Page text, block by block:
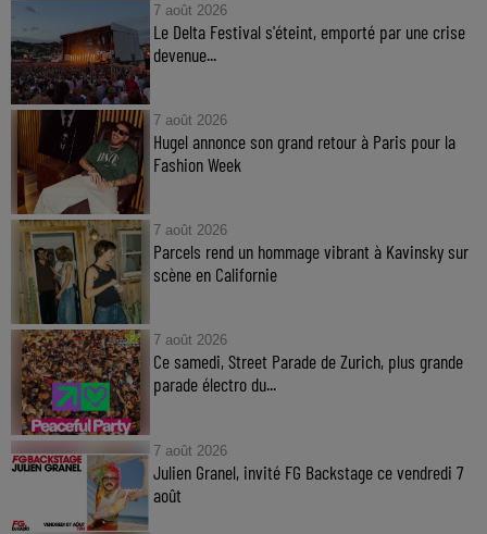
7 août 2026
Le Delta Festival s'éteint, emporté par une crise
devenue...
7 août 2026
Hugel annonce son grand retour à Paris pour la
Fashion Week
7 août 2026
Parcels rend un hommage vibrant à Kavinsky sur
scène en Californie
7 août 2026
Ce samedi, Street Parade de Zurich, plus grande
parade électro du...
7 août 2026
Julien Granel, invité FG Backstage ce vendredi 7
août